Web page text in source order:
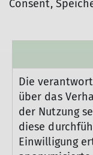
Consent,
Die
über das
der Nutzung
diese
Einwilligung